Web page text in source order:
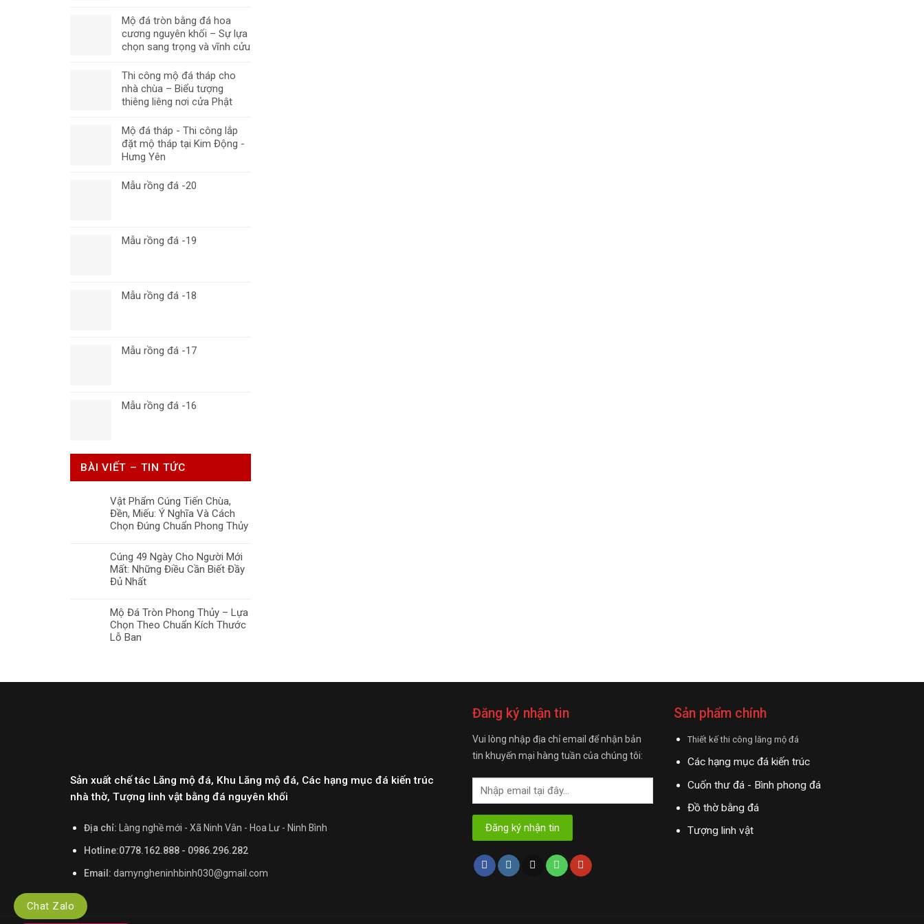
Mộ đá tròn bằng đá hoa
cương nguyên khối – Sự lựa
chọn sang trọng và vĩnh cửu
Thi công mộ đá tháp cho
nhà chùa – Biểu tượng
thiêng liêng nơi cửa Phật
Mộ đá tháp - Thi công lắp
đặt mộ tháp tại Kim Động -
Hưng Yên
Mẫu rồng đá -20
Mẫu rồng đá -19
Mẫu rồng đá -18
Mẫu rồng đá -17
Mẫu rồng đá -16
BÀI VIẾT – TIN TỨC
Vật Phẩm Cúng Tiến Chùa,
Đền, Miếu: Ý Nghĩa Và Cách
Chọn Đúng Chuẩn Phong Thủy
Cúng 49 Ngày Cho Người Mới
Mất: Những Điều Cần Biết Đầy
Đủ Nhất
Mộ Đá Tròn Phong Thủy – Lựa
Chọn Theo Chuẩn Kích Thước
Lỗ Ban
Sản xuất chế tác Lăng mộ đá, Khu Lăng mộ đá, Các hạng mục đá kiến trúc
nhà thờ, Tượng linh vật bằng đá nguyên khối
Địa chỉ: Làng nghề mới - Xã Ninh Vân - Hoa Lư - Ninh Bình
Hotline:0778.162.888 - 0986.296.282
Email: damyngheninhbinh030@gmail.com
Đăng ký nhận tin
Vui lòng nhập địa chỉ email để nhận bản
tin khuyến mại hàng tuần của chúng tôi:
Sản phẩm chính
Thiết kế thi công lăng mộ đá
Các hạng mục đá kiến trúc
Cuốn thư đá - Bình phong đá
Đồ thờ bằng đá
Tượng linh vật
Chat Zalo